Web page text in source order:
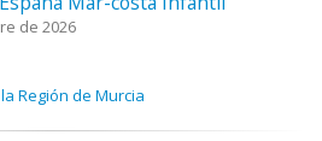
de 2026
Región de Murcia